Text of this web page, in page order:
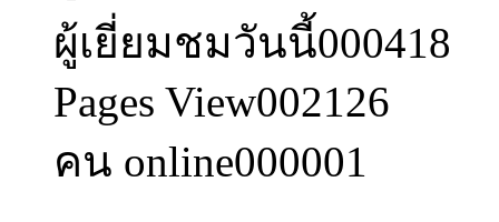
ผู้เยี่ยมชมวันนี้000418
Pages View002126
คน online000001